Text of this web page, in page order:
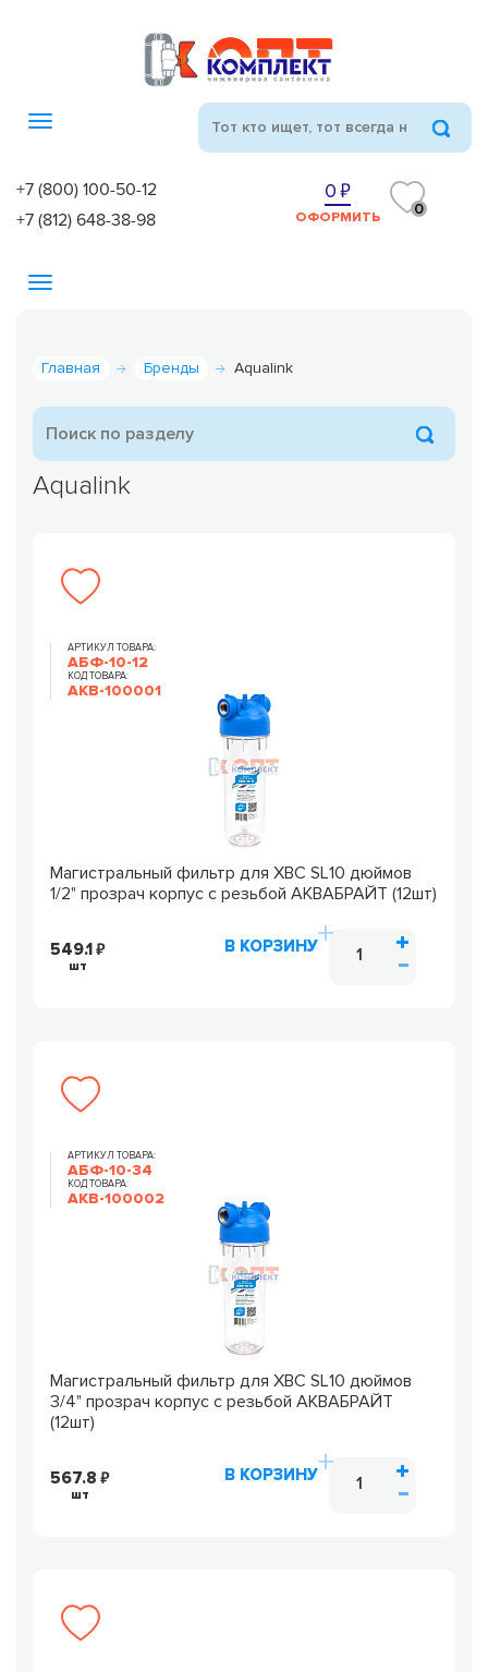
Toggle
+7 (800) 100-50-12
+7 (812) 648-38-98
0
ОФОРМИТЬ 0
Toggle
Главная Бренды Aqualink
Aqualink
АРТИКУЛ ТОВАРА:
АБФ-10-12
КОД ТОВАРА:
AKB-100001
Магистральный фильтр для ХВС SL10 дюймов
1/2" прозрач корпус с резьбой АКВАБРАЙТ (12шт)
549.1
шт
В КОРЗИНУ
АРТИКУЛ ТОВАРА:
АБФ-10-34
КОД ТОВАРА:
AKB-100002
Магистральный фильтр для ХВС SL10 дюймов
3/4" прозрач корпус с резьбой АКВАБРАЙТ
(12шт)
567.8
шт
В КОРЗИНУ